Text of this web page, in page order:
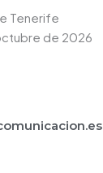
Tenerife
de 2026